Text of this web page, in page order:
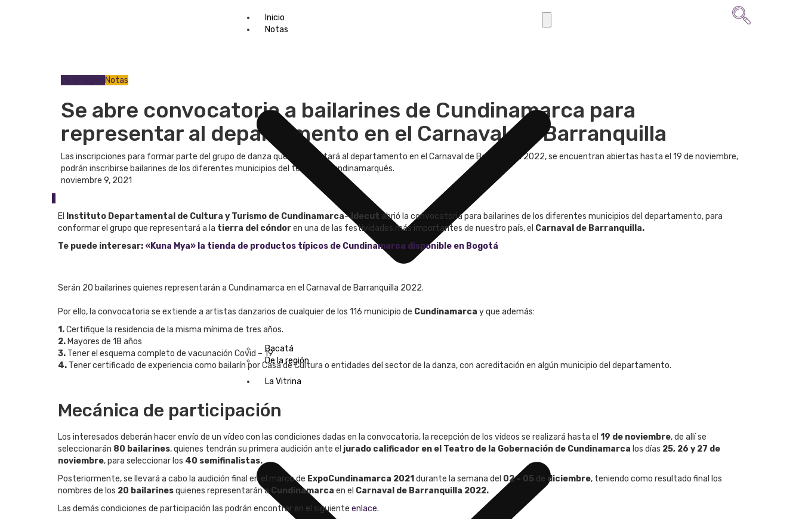
Inicio
Notas
Bacatá
De la región
La Vitrina
Notas
Se abre convocatoria a bailarines de Cundinamarca para
representar al departamento en el Carnaval de Barranquilla
Las inscripciones para formar parte del grupo de danza que representará al departamento en el Carnaval de Barranquilla 2022, se encuentran abiertas hasta el 19 de noviembre,
podrán inscribirse bailarines de los diferentes municipios del territorio cundinamarqués.
noviembre 9, 2021
El
Instituto Departamental de Cultura y Turismo de Cundinamarca– Idecut abrió la convocatoria para bailarines de los diferentes municipios del departamento, para
conformar el grupo que representará a la tierra del cóndoren una de las festividades más importantes de nuestro país, el Carnaval de Barranquilla.
Te puede interesar: «Kuna Mya» la tienda de productos típicos de Cundinamarca disponible en Bogotá
Serán 20 bailarines quienes representarán a Cundinamarca en el Carnaval de Barranquilla 2022.
Por ello, la convocatoria se extiende a artistas danzarios de cualquier de los 116 municipio de Cundinamarca y que además:
1.Certifique la residencia de la misma mínima de tres años.
2. Mayores de 18 años
3. Tener el esquema completo de vacunación Covid – 19
4. Tener certificado de experiencia como bailarín por Casa de Cultura o entidades del sector de la danza, con acreditación en algún municipio del departamento.
Mecánica de participación
Los interesados deberán hacer envío de un vídeo con las condiciones dadas en la convocatoria, la recepción de los videos se realizará hasta el 19 de noviembre, de allí se
seleccionarán 80 bailarines, quienes tendrán su primera audición ante el jurado calificador en el Teatro de la Gobernación de Cundinamarca los días 25, 26 y 27 de
noviembre, para seleccionar los 40 semifinalistas.
Posteriormente, se llevará a cabo la audición final en el marco de ExpoCundinamarca 2021 durante la semana del 02 – 05 de diciembre, teniendo como resultado final los
nombres de los 20 bailarinesquienes representarán a Cundinamarca en el Carnaval de Barranquilla 2022.
Las demás condiciones de participación las podrán encontrar en el siguiente enlace.